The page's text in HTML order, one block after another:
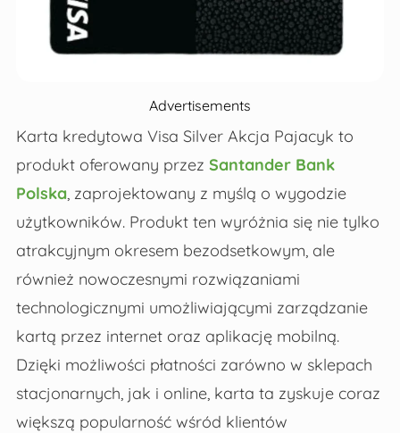
Advertisements
Karta kredytowa Visa Silver Akcja Pajacyk to
produkt oferowany przez Santander Bank
Polska, zaprojektowany z myślą o wygodzie
użytkowników. Produkt ten wyróżnia się nie tylko
atrakcyjnym okresem bezodsetkowym, ale
również nowoczesnymi rozwiązaniami
technologicznymi umożliwiającymi zarządzanie
kartą przez internet oraz aplikację mobilną.
Dzięki możliwości płatności zarówno w sklepach
stacjonarnych, jak i online, karta ta zyskuje coraz
większą popularność wśród klientów